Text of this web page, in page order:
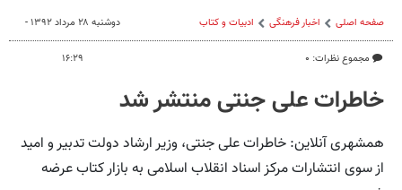
صفحه اصلی اخبار فرهنگی ادبیات و کتاب
مجموع نظرات: ۰
دوشنبه ۲۸ مرداد ۱۳۹۲ -
۱۶:۲۹
خاطرات علی جنتی منتشر شد
همشهری آنلاین: خاطرات علی جنتی، وزیر ارشاد دولت تدبیر و امید
از سوی انتشارات مرکز اسناد انقلاب اسلامی به بازار کتاب عرضه